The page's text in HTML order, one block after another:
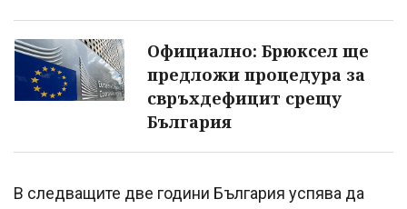
Официално: Брюксел ще
предложи процедура за
свръхдефицит срещу
България
В следващите две години България успява да